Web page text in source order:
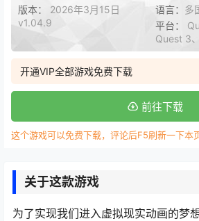
版本： 2026年3月15日
v1.04.9
语言： 多
平台：
Quest 3
开通VIP全部游戏免费下载
前往下载
这个游戏可以免费下载，评论后F5刷新一下本
关于这款游戏
为了实现我们进入虚拟现实动画的梦